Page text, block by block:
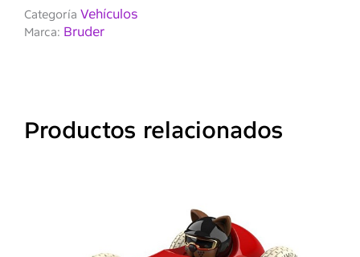
Categoría Vehículos
Marca: Bruder
Productos relacionados